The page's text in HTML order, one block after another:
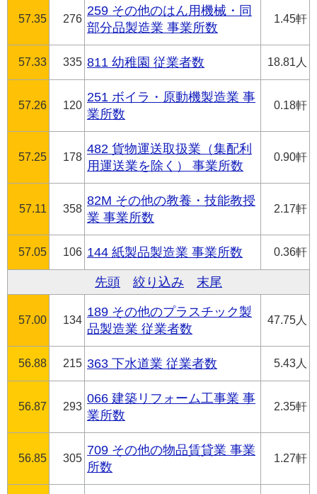
57.35 276
259 その他のはん用機械・同
部分品製造業 事業所数
1.45軒
57.33 335 811 幼稚園 従業者数 18.81人
57.26 120
251 ボイラ・原動機製造業 事
業所数
0.18軒
57.25 178
482 貨物運送取扱業（集配利
用運送業を除く） 事業所数
0.90軒
57.11 358
82M その他の教養・技能教授
業 事業所数
2.17軒
57.05 106 144 紙製品製造業 事業所数 0.36軒
先頭 絞り込み 末尾
57.00 134
189 その他のプラスチック製
品製造業 従業者数
47.75人
56.88 215 363 下水道業 従業者数 5.43人
56.87 293
066 建築リフォーム工事業 事
業所数
2.35軒
56.85 305
709 その他の物品賃貸業 事業
所数
1.27軒